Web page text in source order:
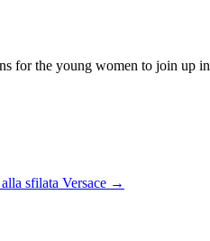
the young women to join up
sfilata Versace →